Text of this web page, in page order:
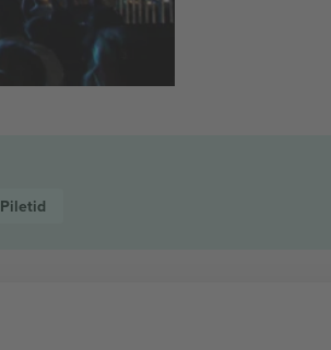
Piletid